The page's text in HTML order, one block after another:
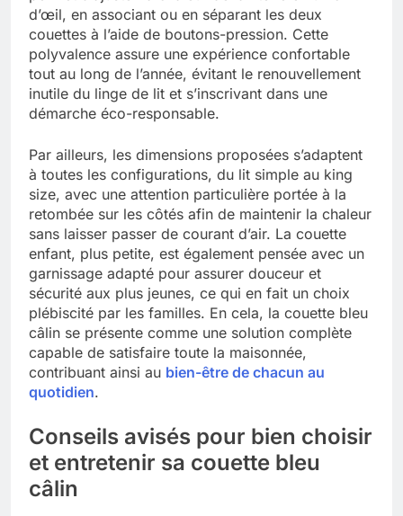
d’œil, en associant ou en séparant les deux
couettes à l’aide de boutons-pression. Cette
polyvalence assure une expérience confortable
tout au long de l’année, évitant le renouvellement
inutile du linge de lit et s’inscrivant dans une
démarche éco-responsable.
Par ailleurs, les dimensions proposées s’adaptent
à toutes les configurations, du lit simple au king
size, avec une attention particulière portée à la
retombée sur les côtés afin de maintenir la chaleur
sans laisser passer de courant d’air. La couette
enfant, plus petite, est également pensée avec un
garnissage adapté pour assurer douceur et
sécurité aux plus jeunes, ce qui en fait un choix
plébiscité par les familles. En cela, la couette bleu
câlin se présente comme une solution complète
capable de satisfaire toute la maisonnée,
contribuant ainsi au bien-être de chacun au
quotidien.
Conseils avisés pour bien choisir
et entretenir sa couette bleu
câlin